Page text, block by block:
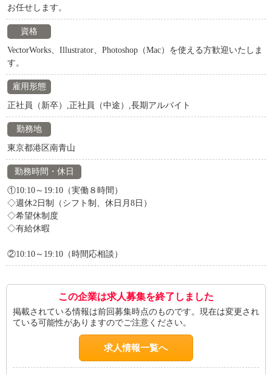
お任せします。
資格
VectorWorks、Illustrator、Photoshop（Mac）を使える方歓迎いたしま
す。
雇用形態
正社員（新卒）,正社員（中途）,長期アルバイト
勤務地
東京都港区南青山
勤務時間・休日
①10:10～19:10（実働８時間）
◇週休2日制（シフト制、休日月8日）
◇希望休制度
◇有給休暇
②10:10～19:10（時間応相談）
この企業は求人募集を終了しました
掲載されている情報は前回募集時点のものです。現在は変更され
ている可能性がありますのでご注意ください。
求人情報一覧へ